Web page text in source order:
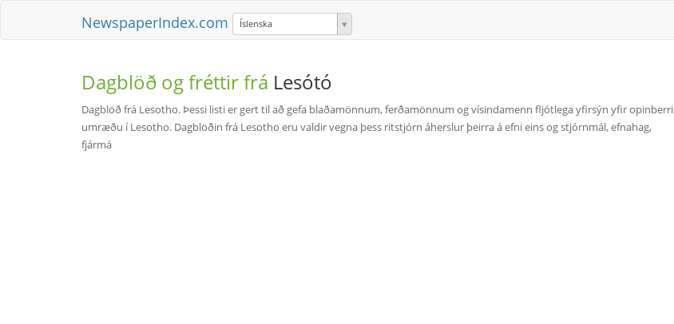
NewspaperIndex.com Íslenska
Dagblöð og fréttir frá Lesótó
Dagblöð frá Lesotho. Þessi listi er gert til að gefa blaðamönnum, ferðamönnum og vísindamenn fljótlega yfirsýn yfir opinberri
umræðu í Lesotho. Dagblöðin frá Lesotho eru valdir vegna þess ritstjórn áherslur þeirra á efni eins og stjórnmál, efnahag,
fjármá